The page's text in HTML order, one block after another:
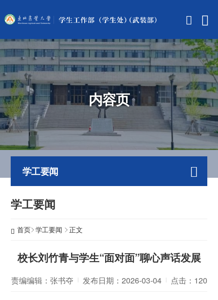
内容页
学工要闻
学工要闻
首页 学工要闻 正文
校长刘竹青与学生“面对面”聊心声话发展
责编编辑：张书夺 发布日期：2026-03-04 点击： 120